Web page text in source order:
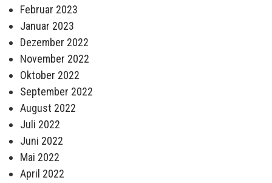
Februar 2023
Januar 2023
Dezember 2022
November 2022
Oktober 2022
September 2022
August 2022
Juli 2022
Juni 2022
Mai 2022
April 2022